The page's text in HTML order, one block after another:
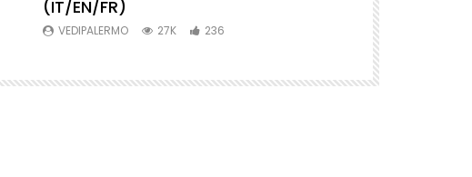
(IT/EN/FR)
VEDIPALERMO 27K 236
(IT/EN/FR)